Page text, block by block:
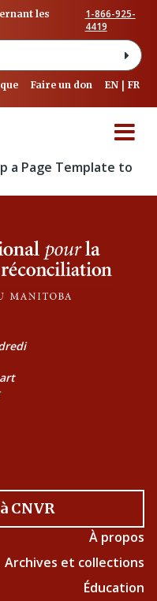
les
1-866-925-
4419
Faire un don EN FR
a Page Template to
CNVR
À propos
Archives et collections
Éducation